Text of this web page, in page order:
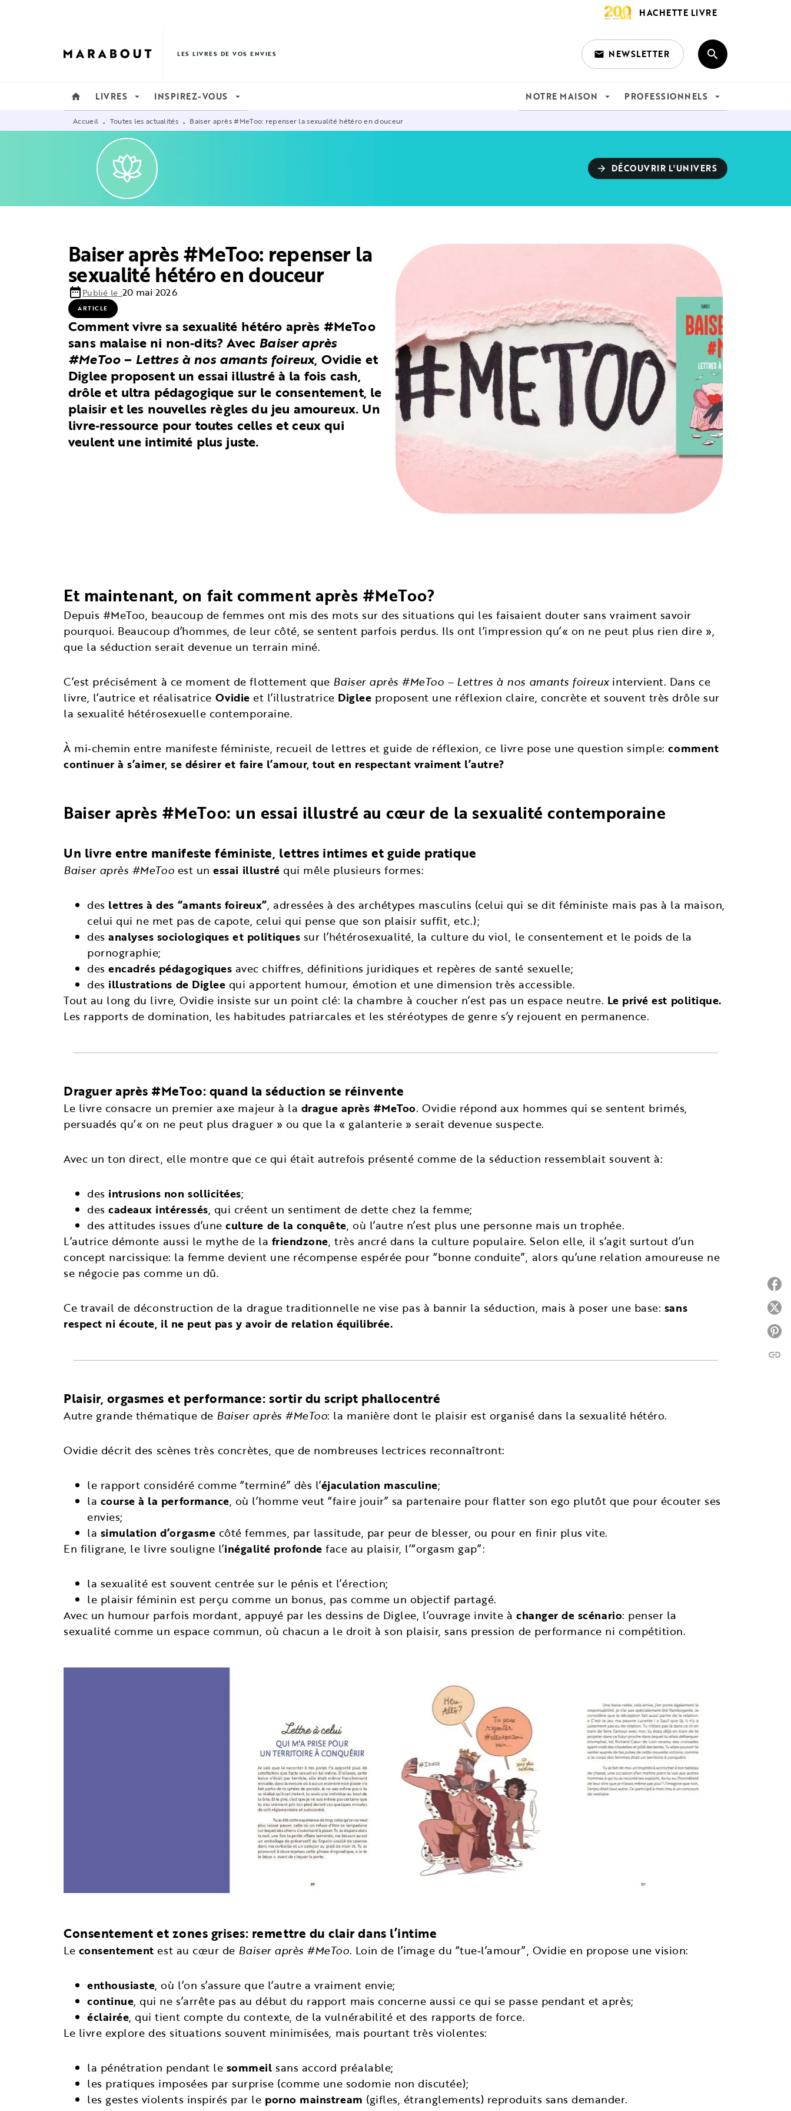
HACHETTE LIVRE
LES LIVRES DE VOS ENVIES email NEWSLETTER search
home LIVRES arrow_drop_down INSPIREZ-VOUS arrow_drop_down NOTRE MAISON arrow_drop_down PROFESSIONNELS arrow_drop_down
Accueil • Toutes les actualités • Baiser après #MeToo: repenser la sexualité hétéro en douceur
arrow_forward DÉCOUVRIR L'UNIVERS
Baiser après #MeToo: repenser la
sexualité hétéro en douceur
date_rangePublié le :20 mai 2026
ARTICLE
Comment vivre sa sexualité hétéro après #MeToo
sans malaise ni non‑dits? Avec Baiser après
#MeToo – Lettres à nos amants foireux, Ovidie et
Diglee proposent un essai illustré à la fois cash,
drôle et ultra pédagogique sur le consentement, le
plaisir et les nouvelles règles du jeu amoureux. Un
livre‑ressource pour toutes celles et ceux qui
veulent une intimité plus juste.
Et maintenant, on fait comment après #MeToo?
Depuis #MeToo, beaucoup de femmes ont mis des mots sur des situations qui les faisaient douter sans vraiment savoir
pourquoi. Beaucoup d’hommes, de leur côté, se sentent parfois perdus. Ils ont l’impression qu’« on ne peut plus rien dire »,
que la séduction serait devenue un terrain miné.
C’est précisément à ce moment de flottement que Baiser après #MeToo – Lettres à nos amants foireuxintervient. Dans ce
livre, l’autrice et réalisatrice Ovidie et l’illustratrice Diglee proposent une réflexion claire, concrète et souvent très drôle sur
la sexualité hétérosexuelle contemporaine.
À mi‑chemin entre manifeste féministe, recueil de lettres et guide de réflexion, ce livre pose une question simple:comment
continuer à s’aimer, se désirer et faire l’amour, tout en respectant vraiment l’autre?
Baiser après #MeToo: un essai illustré au cœur de la sexualité contemporaine
Un livre entre manifeste féministe, lettres intimes et guide pratique
Baiser après #MeToo est unessai illustré qui mêle plusieurs formes:
des lettres à des “amants foireux”, adressées à des archétypes masculins (celui qui se dit féministe mais pas à la maison,
celui qui ne met pas de capote, celui qui pense que son plaisir suffit, etc.);
desanalyses sociologiques et politiques sur l’hétérosexualité, la culture du viol, le consentement et le poids de la
pornographie;
desencadrés pédagogiques avec chiffres, définitions juridiques et repères de santé sexuelle;
des illustrations de Diglee qui apportent humour, émotion et une dimension très accessible.
Tout au long du livre, Ovidie insiste sur un point clé: la chambre à coucher n’est pas un espace neutre. Le privé est politique.
Les rapports de domination, les habitudes patriarcales et les stéréotypes de genre s’y rejouent en permanence.
Draguer après #MeToo: quand la séduction se réinvente
Le livre consacre un premier axe majeur à la drague après #MeToo. Ovidie répond aux hommes qui se sentent brimés,
persuadés qu’« on ne peut plus draguer » ou que la « galanterie » serait devenue suspecte.
Avec un ton direct, elle montre que ce qui était autrefois présenté comme de la séduction ressemblait souvent à:
des intrusions non sollicitées;
descadeaux intéressés, qui créent un sentiment de dette chez la femme;
des attitudes issues d’uneculture de la conquête, où l’autre n’est plus une personne mais un trophée.
L’autrice démonte aussi le mythe de la friendzone, très ancré dans la culture populaire. Selon elle, il s’agit surtout d’un
concept narcissique: la femme devient une récompense espérée pour “bonne conduite”, alors qu’une relation amoureuse ne
se négocie pas comme un dû.
Ce travail de déconstruction de la drague traditionnelle ne vise pas à bannir la séduction, mais à poser une base: sans
respect ni écoute, il ne peut pas y avoir de relation équilibrée.
Plaisir, orgasmes et performance: sortir du script phallocentré
Autre grande thématique de Baiser après #MeToo: la manière dont le plaisir est organisé dans la sexualité hétéro.
Ovidie décrit des scènes très concrètes, que de nombreuses lectrices reconnaîtront:
le rapport considéré comme “terminé” dès l’éjaculation masculine;
la course à la performance, où l’homme veut “faire jouir” sa partenaire pour flatter son ego plutôt que pour écouter ses
envies;
la simulation d’orgasme côté femmes, par lassitude, par peur de blesser, ou pour en finir plus vite.
En filigrane, le livre souligne l’inégalité profonde face au plaisir, l’“orgasm gap”:
la sexualité est souvent centrée sur le pénis et l’érection;
le plaisir féminin est perçu comme un bonus, pas comme un objectif partagé.
Avec un humour parfois mordant, appuyé par les dessins de Diglee, l’ouvrage invite àchanger de scénario: penser la
sexualité comme un espace commun, où chacun a le droit à son plaisir, sans pression de performance ni compétition.
Consentement et zones grises: remettre du clair dans l’intime
Le consentement est au cœur de Baiser après #MeToo. Loin de l’image du “tue‑l’amour”, Ovidie en propose une vision:
enthousiaste, où l’on s’assure que l’autre a vraiment envie;
continue, qui ne s’arrête pas au début du rapport mais concerne aussi ce qui se passe pendant et après;
éclairée, qui tient compte du contexte, de la vulnérabilité et des rapports de force.
Le livre explore des situations souvent minimisées, mais pourtant très violentes:
la pénétration pendant le sommeil sans accord préalable;
les pratiques imposées par surprise (comme une sodomie non discutée);
les gestes violents inspirés par le porno mainstream (gifles, étranglements) reproduits sans demander.
link